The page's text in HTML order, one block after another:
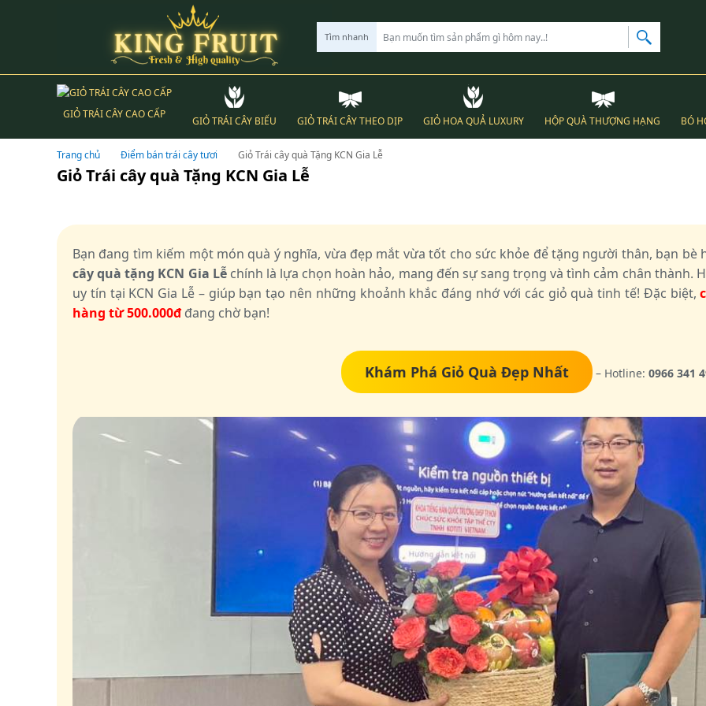
Tìm nhanh
GIỎ TRÁI CÂY CAO CẤP
GIỎ TRÁI CÂY BIẾU GIỎ TRÁI CÂY THEO DỊP GIỎ HOA QUẢ LUXURY HỘP QUÀ THƯỢNG HẠNG BÓ
Trang chủ Điểm bán trái cây tươi Giỏ Trái cây quà Tặng KCN Gia Lễ
Giỏ Trái cây quà Tặng KCN Gia Lễ
Bạn đang tìm kiếm một món quà ý nghĩa, vừa đẹp mắt vừa tốt cho sức khỏe để tặng người thân, bạn bè
cây quà tặng KCN Gia Lễchính là lựa chọn hoàn hảo, mang đến sự sang trọng và tình cảm chân thành.
uy tín tại KCN Gia Lễ – giúp bạn tạo nên những khoảnh khắc đáng nhớ với các giỏ quà tinh tế! Đặc biệt,
hàng từ 500.000đđang chờ bạn!
Khám Phá Giỏ Quà Đẹp Nhất – Hotline: 0966 341